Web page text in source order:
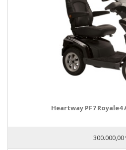
Heartway PF7
300.000,00